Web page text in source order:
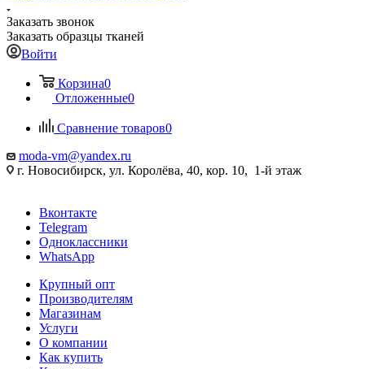
Заказать звонок
Заказать образцы тканей
Войти
Корзина0
Отложенные0
Сравнение товаров0
moda-vm@yandex.ru
г. Новосибирск, ул. Королёва, 40, кор. 10, 1-й этаж
Вконтакте
Telegram
Одноклассники
WhatsApp
Крупный опт
Производителям
Магазинам
Услуги
О компании
Как купить